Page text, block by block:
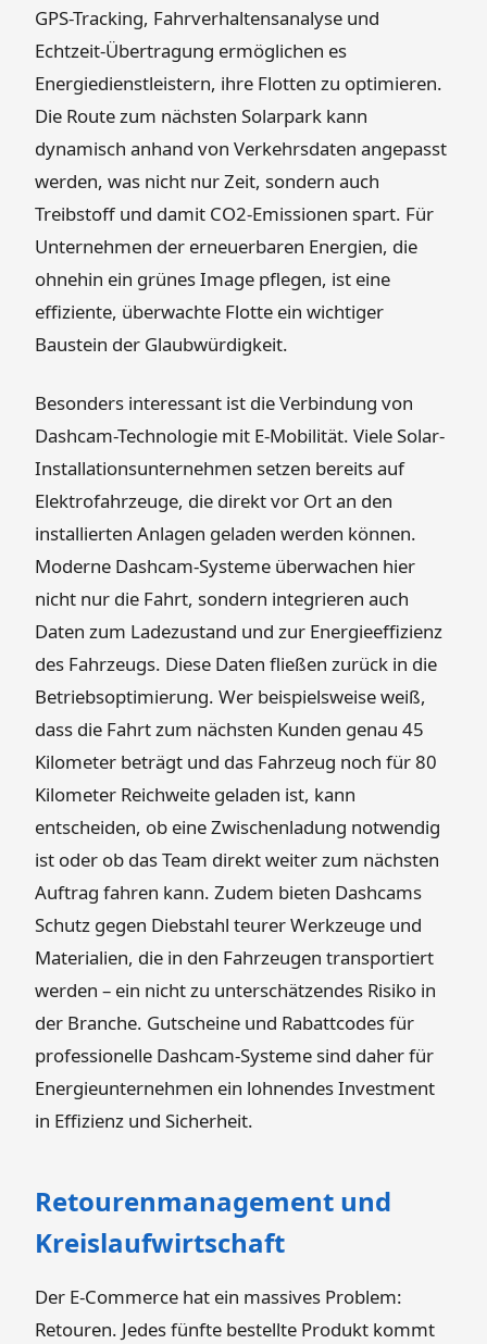
GPS-Tracking, Fahrverhaltensanalyse und
Echtzeit-Übertragung ermöglichen es
Energiedienstleistern, ihre Flotten zu optimieren.
Die Route zum nächsten Solarpark kann
dynamisch anhand von Verkehrsdaten angepasst
werden, was nicht nur Zeit, sondern auch
Treibstoff und damit CO2-Emissionen spart. Für
Unternehmen der erneuerbaren Energien, die
ohnehin ein grünes Image pflegen, ist eine
effiziente, überwachte Flotte ein wichtiger
Baustein der Glaubwürdigkeit.
Besonders interessant ist die Verbindung von
Dashcam-Technologie mit E-Mobilität. Viele Solar-
Installationsunternehmen setzen bereits auf
Elektrofahrzeuge, die direkt vor Ort an den
installierten Anlagen geladen werden können.
Moderne Dashcam-Systeme überwachen hier
nicht nur die Fahrt, sondern integrieren auch
Daten zum Ladezustand und zur Energieeffizienz
des Fahrzeugs. Diese Daten fließen zurück in die
Betriebsoptimierung. Wer beispielsweise weiß,
dass die Fahrt zum nächsten Kunden genau 45
Kilometer beträgt und das Fahrzeug noch für 80
Kilometer Reichweite geladen ist, kann
entscheiden, ob eine Zwischenladung notwendig
ist oder ob das Team direkt weiter zum nächsten
Auftrag fahren kann. Zudem bieten Dashcams
Schutz gegen Diebstahl teurer Werkzeuge und
Materialien, die in den Fahrzeugen transportiert
werden – ein nicht zu unterschätzendes Risiko in
der Branche. Gutscheine und Rabattcodes für
professionelle Dashcam-Systeme sind daher für
Energieunternehmen ein lohnendes Investment
in Effizienz und Sicherheit.
Retourenmanagement und
Kreislaufwirtschaft
Der E-Commerce hat ein massives Problem:
Retouren. Jedes fünfte bestellte Produkt kommt